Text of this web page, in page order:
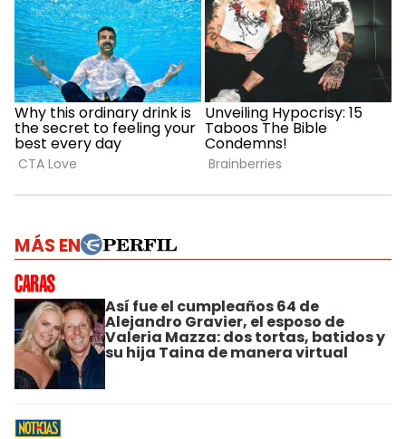
MÁS EN
Así fue el cumpleaños 64 de
Alejandro Gravier, el esposo de
Valeria Mazza: dos tortas, batidos y
su hija Taina de manera virtual